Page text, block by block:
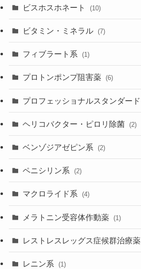
ビスホスホネート (10)
ビタミン・ミネラル (7)
フィブラート系 (1)
プロトンポンプ阻害薬 (6)
プロフェッショナルスタンダード
ヘリコバクター・ピロリ除菌 (2)
ベンゾジアゼピン系 (2)
ペニシリン系 (2)
マクロライド系 (4)
メラトニン受容体作動薬 (1)
レストレスレッグス症候群治療薬
レニン系 (1)